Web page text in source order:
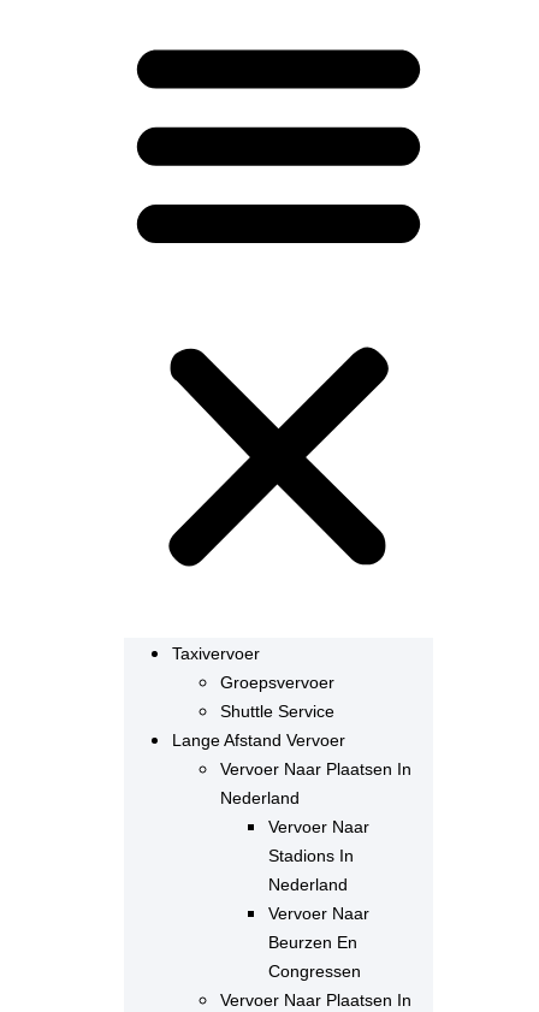
Taxivervoer
Groepsvervoer
Shuttle Service
Lange Afstand Vervoer
Vervoer Naar Plaatsen In
Nederland
Vervoer Naar
Stadions In
Nederland
Vervoer Naar
Beurzen En
Congressen
Vervoer Naar Plaatsen In